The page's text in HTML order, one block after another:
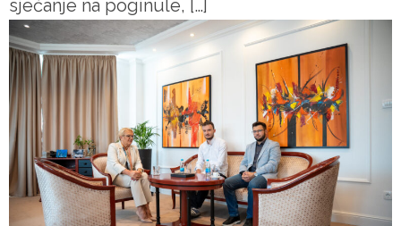
sjećanje na poginule, […]